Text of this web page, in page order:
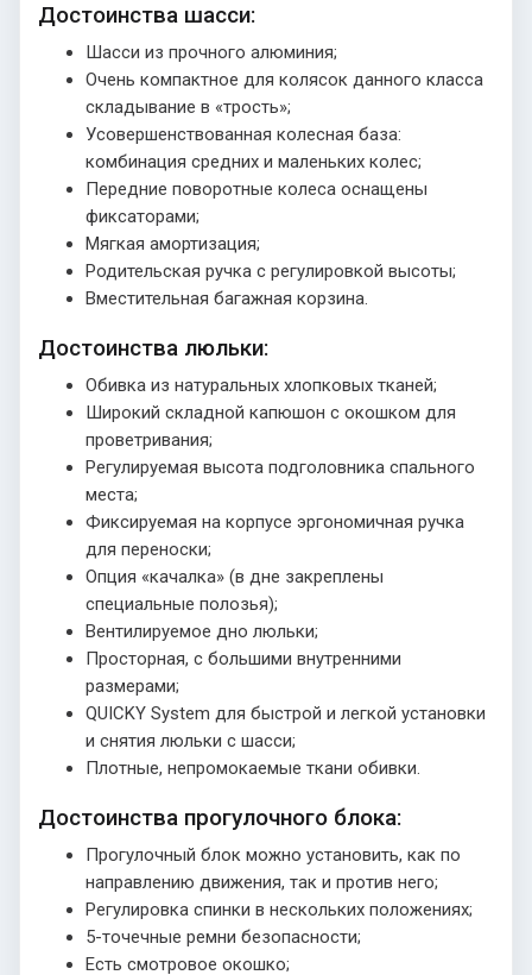
Достоинства шасси:
Шасси из прочного алюминия;
Очень компактное для колясок данного класса
складывание в «трость»;
Усовершенствованная колесная база:
комбинация средних и маленьких колес;
Передние поворотные колеса оснащены
фиксаторами;
Мягкая амортизация;
Родительская ручка с регулировкой высоты;
Вместительная багажная корзина.
Достоинства люльки:
Обивка из натуральных хлопковых тканей;
Широкий складной капюшон с окошком для
проветривания;
Регулируемая высота подголовника спального
места;
Фиксируемая на корпусе эргономичная ручка
для переноски;
Опция «качалка» (в дне закреплены
специальные полозья);
Вентилируемое дно люльки;
Просторная, с большими внутренними
размерами;
QUICKY System для быстрой и легкой установки
и снятия люльки с шасси;
Плотные, непромокаемые ткани обивки.
Достоинства прогулочного блока:
Прогулочный блок можно установить, как по
направлению движения, так и против него;
Регулировка спинки в нескольких положениях;
5-точечные ремни безопасности;
Есть смотровое окошко;